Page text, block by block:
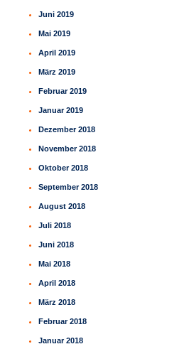
Juni 2019
Mai 2019
April 2019
März 2019
Februar 2019
Januar 2019
Dezember 2018
November 2018
Oktober 2018
September 2018
August 2018
Juli 2018
Juni 2018
Mai 2018
April 2018
März 2018
Februar 2018
Januar 2018